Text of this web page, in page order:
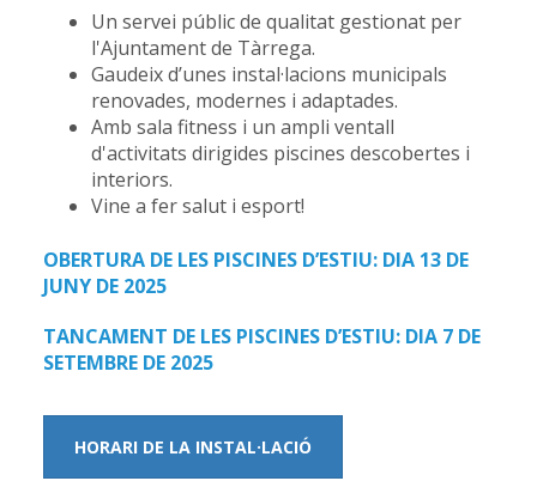
Un servei públic de qualitat gestionat per
l'Ajuntament de Tàrrega.
Gaudeix d’unes instal·lacions municipals
renovades, modernes i adaptades.
Amb sala fitness i un ampli ventall
d'activitats dirigides piscines descobertes i
interiors.
Vine a fer salut i esport!
OBERTURA DE LES PISCINES D’ESTIU: DIA 13 DE
JUNY DE 2025
TANCAMENT DE LES PISCINES D’ESTIU: DIA 7 DE
SETEMBRE DE 2025
HORARI DE LA INSTAL·LACIÓ